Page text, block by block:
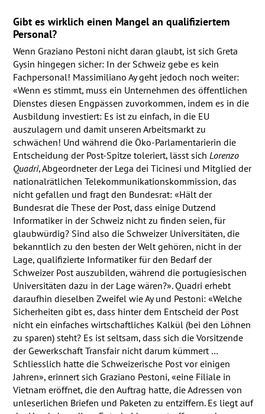
Gibt es wirklich einen Mangel an qualifiziertem
Personal?
Wenn Graziano Pestoni nicht daran glaubt, ist sich Greta
Gysin hingegen sicher: In der Schweiz gebe es kein
Fachpersonal! Massimiliano Ay geht jedoch noch weiter:
«Wenn es stimmt, muss ein Unternehmen des öffentlichen
Dienstes diesen Engpässen zuvorkommen, indem es in die
Ausbildung investiert: Es ist zu einfach, in die EU
auszulagern und damit unseren Arbeitsmarkt zu
schwächen! Und während die Öko-Parlamentarierin die
Entscheidung der Post-Spitze toleriert, lässt sich Lorenzo
Quadri, Abgeordneter der Lega dei Ticinesi und Mitglied der
nationalrätlichen Telekommunikationskommission, das
nicht gefallen und fragt den Bundesrat: «Hält der
Bundesrat die These der Post, dass einige Dutzend
Informatiker in der Schweiz nicht zu finden seien, für
glaubwürdig? Sind also die Schweizer Universitäten, die
bekanntlich zu den besten der Welt gehören, nicht in der
Lage, qualifizierte Informatiker für den Bedarf der
Schweizer Post auszubilden, während die portugiesischen
Universitäten dazu in der Lage wären?». Quadri erhebt
daraufhin dieselben Zweifel wie Ay und Pestoni: «Welche
Sicherheiten gibt es, dass hinter dem Entscheid der Post
nicht ein einfaches wirtschaftliches Kalkül (bei den Löhnen
zu sparen) steht? Es ist seltsam, dass sich die Vorsitzende
der Gewerkschaft Transfair nicht darum kümmert …
Schliesslich hatte die Schweizerische Post vor einigen
Jahren», erinnert sich Graziano Pestoni, «eine Filiale in
Vietnam eröffnet, die den Auftrag hatte, die Adressen von
unleserlichen Briefen und Paketen zu entziffern. Es liegt auf